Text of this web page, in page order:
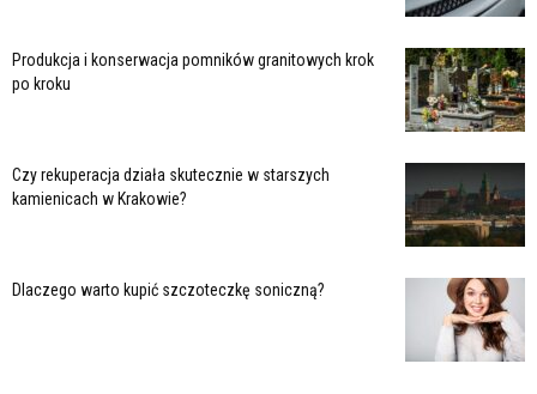
Produkcja i konserwacja pomników granitowych krok
po kroku
Czy rekuperacja działa skutecznie w starszych
kamienicach w Krakowie?
Dlaczego warto kupić szczoteczkę soniczną?